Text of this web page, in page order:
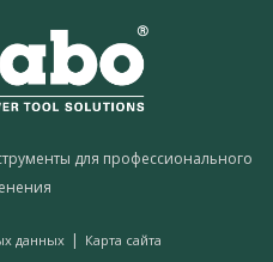
для профессионального
данных | Карта сайта